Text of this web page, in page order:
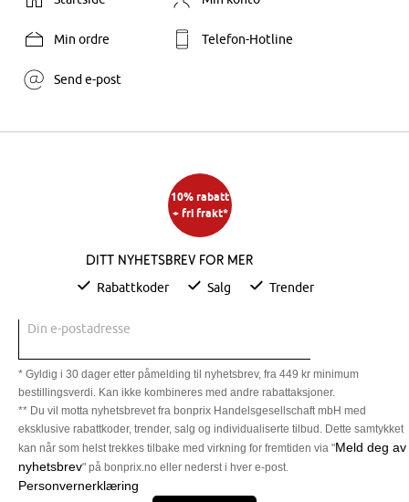
Min ordre Telefon-Hotline
Send e-post
10% rabatt
+ fri frakt*
Ditt nyhetsbrev for mer
Rabattkoder Salg Trender
Din e-postadresse
* Gyldig i 30 dager etter påmelding til nyhetsbrev, fra 449 kr minimum
bestillingsverdi. Kan ikke kombineres med andre rabattaksjoner.
** Du vil motta nyhetsbrevet fra bonprix Handelsgesellschaft mbH med
eksklusive rabattkoder, trender, salg og individualiserte tilbud. Dette samtykket
kan når som helst trekkes tilbake med virkning for fremtiden via "Meld deg av
nyhetsbrev" på bonprix.no eller nederst i hver e-post.
Personvernerklæring